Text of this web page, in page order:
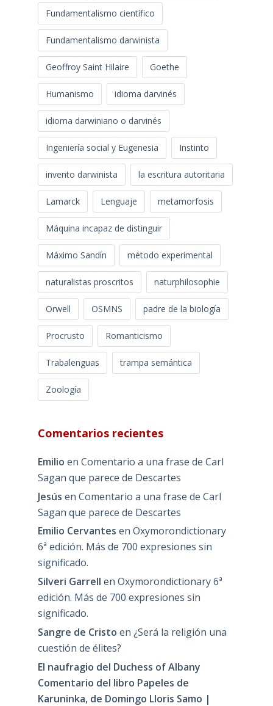
Fundamentalismo científico
Fundamentalismo darwinista
Geoffroy Saint Hilaire Goethe
Humanismo idioma darvinés
idioma darwiniano o darvinés
Ingeniería social y Eugenesia Instinto
invento darwinista la escritura autoritaria
Lamarck Lenguaje metamorfosis
Máquina incapaz de distinguir
Máximo Sandín método experimental
naturalistas proscritos naturphilosophie
Orwell OSMNS padre de la biología
Procrusto Romanticismo
Trabalenguas trampa semántica
Zoología
Comentarios recientes
Emilio en Comentario a una frase de Carl
Sagan que parece de Descartes
Jesús en Comentario a una frase de Carl
Sagan que parece de Descartes
Emilio Cervantes en Oxymorondictionary
6ª edición. Más de 700 expresiones sin
significado.
Silveri Garrell en Oxymorondictionary 6ª
edición. Más de 700 expresiones sin
significado.
Sangre de Cristo en ¿Será la religión una
cuestión de élites?
El naufragio del Duchess of Albany
Comentario del libro Papeles de
Karuninka, de Domingo Lloris Samo |